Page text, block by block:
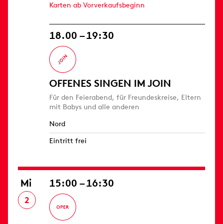
Karten ab Vorverkaufsbeginn
18.00 – 19:30
OFFENES SINGEN IM JOIN
Für den Feierabend, für Freundeskreise, Eltern
mit Babys und alle anderen
Nord
Eintritt frei
Mi
2
15:00 – 16:30